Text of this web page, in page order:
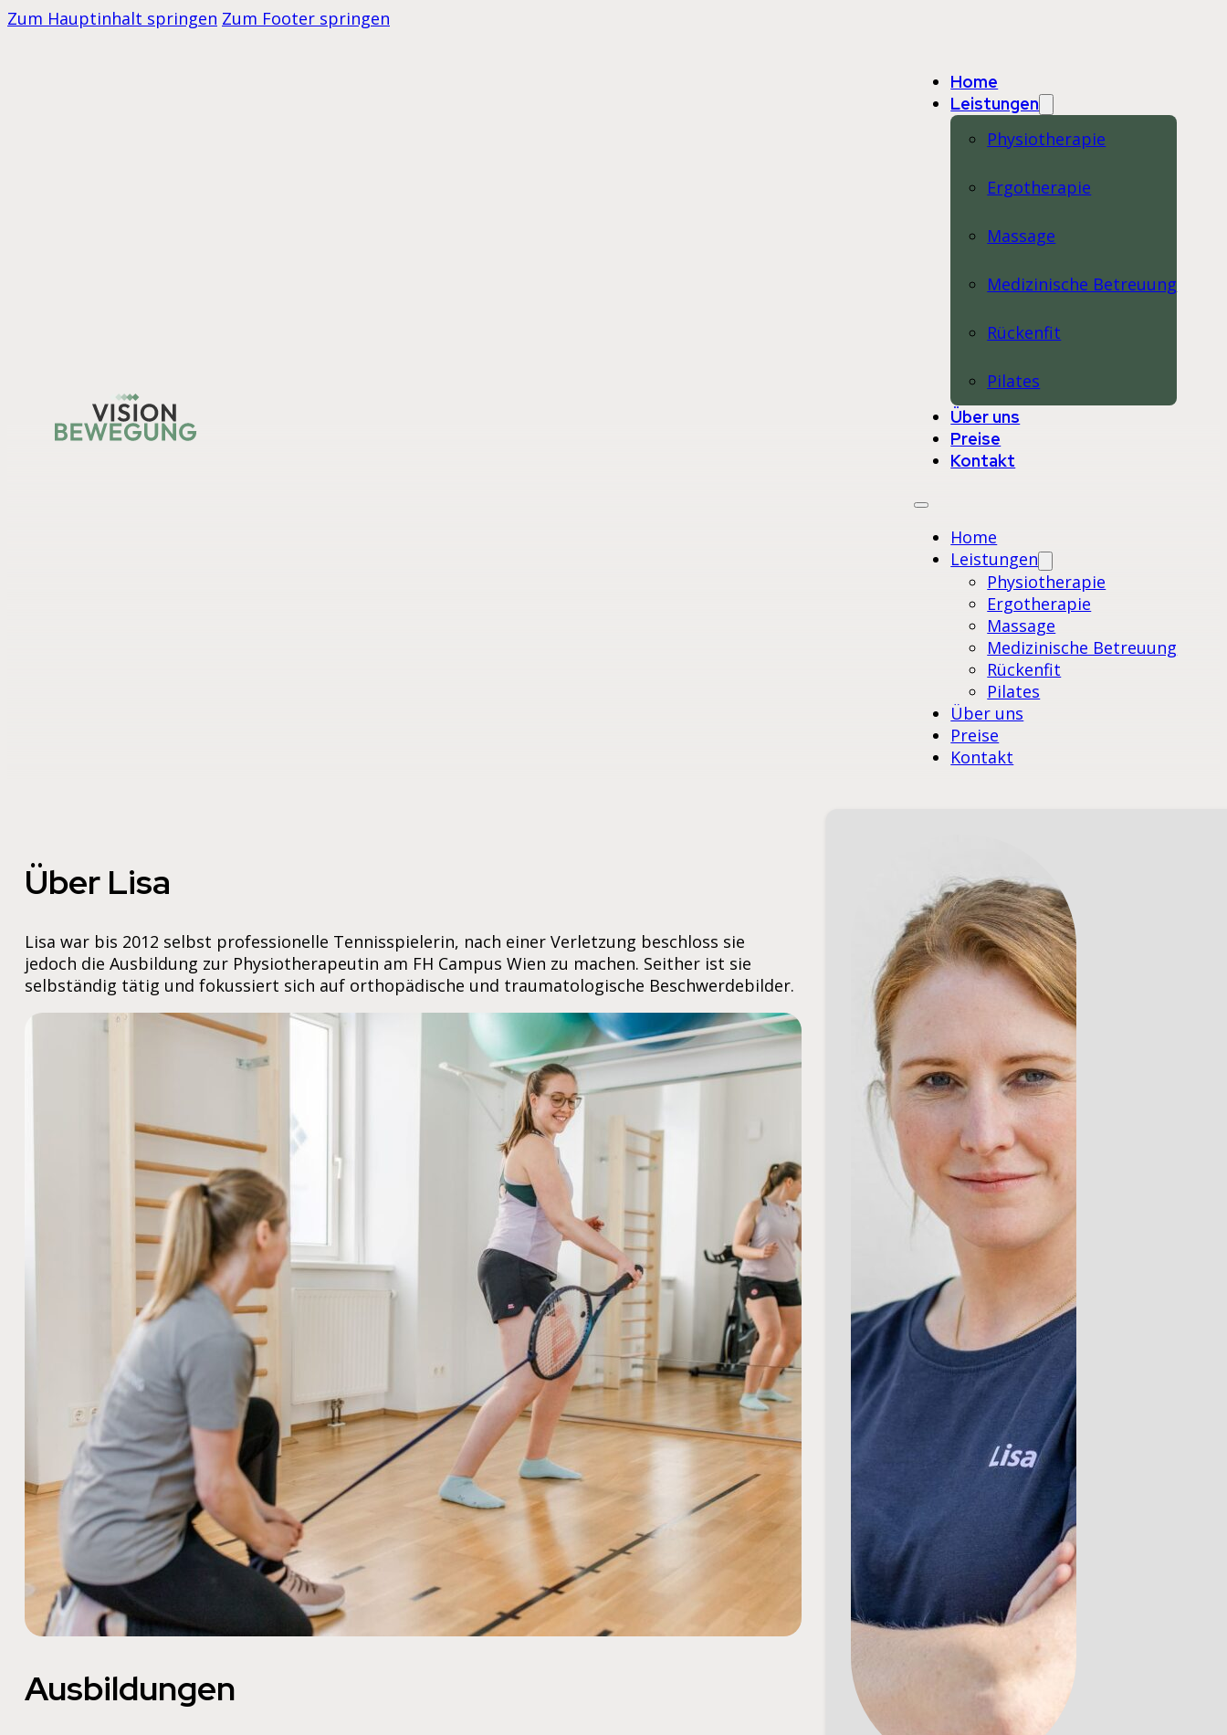
Zum Hauptinhalt springen Zum Footer springen
Home
Leistungen
Physiotherapie
Ergotherapie
Massage
Medizinische Betreuung
Rückenfit
Pilates
Über uns
Preise
Kontakt
Home
Leistungen
Physiotherapie
Ergotherapie
Massage
Medizinische Betreuung
Rückenfit
Pilates
Über uns
Preise
Kontakt
Über Lisa
Lisa war bis 2012 selbst professionelle Tennisspielerin, nach einer Verletzung beschloss sie
jedoch die Ausbildung zur Physiotherapeutin am FH Campus Wien zu machen. Seither ist sie
selbständig tätig und fokussiert sich auf orthopädische und traumatologische Beschwerdebilder.
Ausbildungen